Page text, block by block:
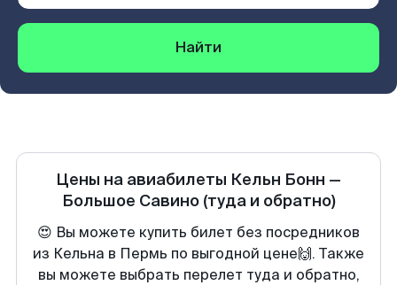
Найти
Цены на авиабилеты Кельн Бонн —
Большое Савино (туда и обратно)
😍 Вы можете купить билет без посредников
из Кельна в Пермь по выгодной цене🙌. Также
вы можете выбрать перелет туда и обратно,